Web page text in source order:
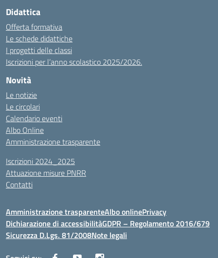
Didattica
Offerta formativa
Le schede didattiche
I progetti delle classi
Iscrizioni per l’anno scolastico 2025/2026.
Novità
Le notizie
Le circolari
Calendario eventi
Albo Online
Amministrazione trasparente
Iscrizioni 2024_2025
Attuazione misure PNRR
Contatti
Amministrazione trasparenteAlbo onlinePrivacy
Dichiarazione di accessibilitàGDPR – Regolamento 2016/679
Sicurezza D.Lgs. 81/2008Note legali